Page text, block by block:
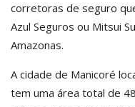
corretoras de seguro
Azul Seguros ou Mitsui
Amazonas.
A cidade de Manicoré
tem uma área total de